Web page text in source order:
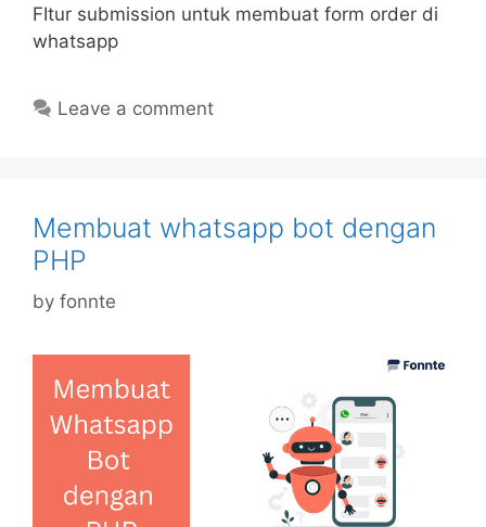
FItur submission untuk membuat form order di
whatsapp
Leave a comment
Membuat whatsapp bot dengan
PHP
by fonnte